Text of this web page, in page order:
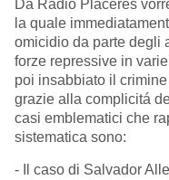
Da Radio Placeres
la quale
omicidio da parte degli
forze repressive in
poi insabbiato il
grazie alla complicitá
casi emblematici che
sistematica sono:
- Il caso di Salvador